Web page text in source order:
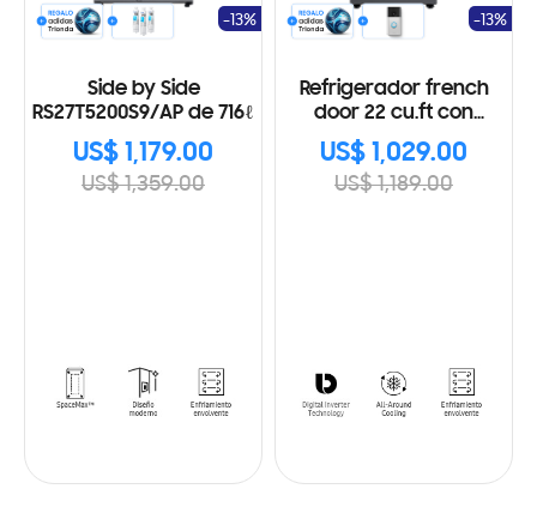
Side by Side
RS27T5200S9/AP de 716ℓ
US$ 1,179.00
US$ 1,359.00
-13%
Refrigerador french
door 22 cu.ft con
tecnologia digital
inverter
RF22A4010S9/AP
US$ 1,029.00
US$ 1,189.00
-13%